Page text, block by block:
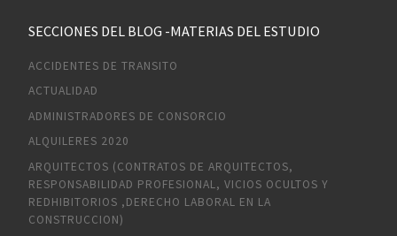
SECCIONES DEL BLOG -MATERIAS DEL ESTUDIO
ACCIDENTES DE TRANSITO
ACTUALIDAD
ADMINISTRADORES DE CONSORCIO
ALQUILERES 2020
ARQUITECTOS (CONTRATOS DE ARQUITECTOS,
RESPONSABILIDAD PROFESIONAL, VICIOS OCULTOS Y
REDHIBITORIOS ,DERECHO LABORAL EN LA
CONSTRUCCION)